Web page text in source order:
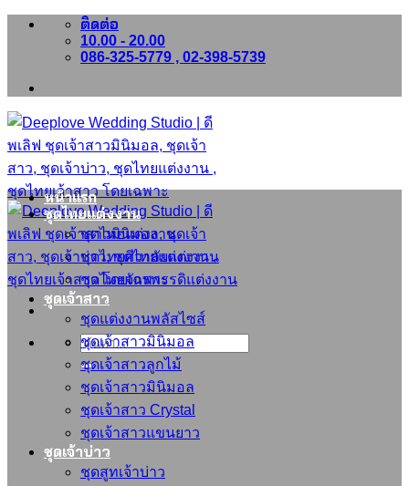
ข้าม
เนื้อหา
ติดต่อ
10.00 - 20.00
086-325-5779 , 02-398-5739
ค้นหา:
หน้าแรก
ชุดไทยแต่งงาน
ชุดไทยแต่งงาน
ชุดไทยศิวาลัยแต่งงาน
ชุดไทยจักรพรรดิแต่งงาน
ชุดเจ้าสาว
ชุดแต่งงานพลัสไซส์
ชุดเจ้าสาวมินิมอล
ชุดเจ้าสาวลูกไม้
ชุดเจ้าสาวมินิมอล
ชุดเจ้าสาว Crystal
ชุดเจ้าสาวแขนยาว
ชุดเจ้าบ่าว
ชุดสูทเจ้าบ่าว